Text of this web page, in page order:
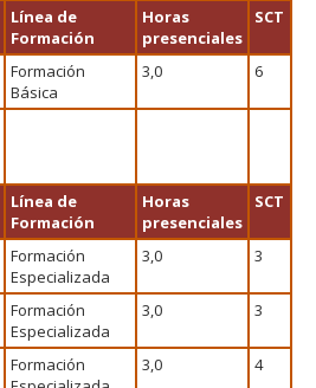
Línea de
Formación
Horas
presenciales
SCT
Formación
Básica
3,0 6
Línea de
Formación
Horas
presenciales
SCT
Formación
Especializada
3,0 3
Formación
Especializada
3,0 3
Formación
3,0 4